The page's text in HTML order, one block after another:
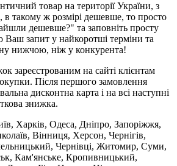
товар на території України, з
такому ж розмірі дешевше, то просто
дешевше?" та заповніть просту
запит у найкоротші терміни та
нижчою, ніж у конкурента!
зареєстрованим на сайті клієнтам
Після першого замовлення
дисконтна карта і на всі наступні
знижка.
Харків, Одеса, Дніпро, Запоріжжя,
Вінниця, Херсон, Чернігів,
Чернівці, Житомир, Суми,
Кам'янське, Кропивницький,